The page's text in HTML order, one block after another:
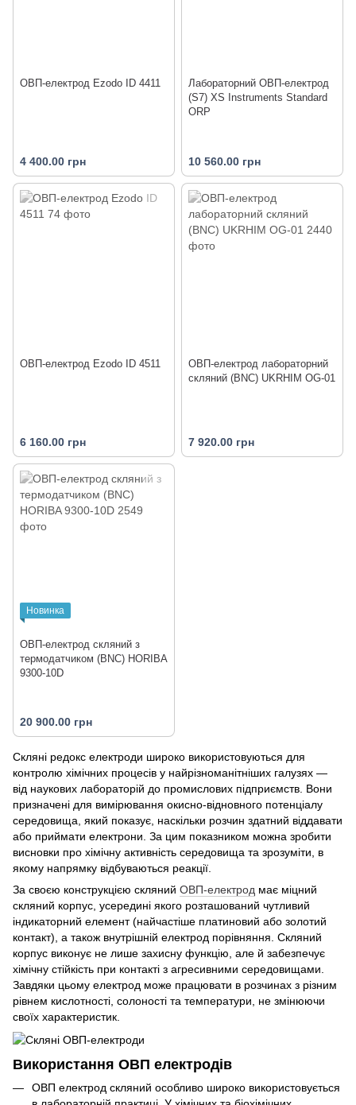
ОВП-електрод Ezodo ID 4411
4 400.00 грн
Лабораторний ОВП-електрод
(S7) XS Instruments Standard
ORP
10 560.00 грн
ОВП-електрод Ezodo ID 4511
6 160.00 грн
ОВП-електрод лабораторний
скляний (BNC) UKRHIM OG-01
7 920.00 грн
Новинка
ОВП-електрод скляний з
термодатчиком (BNC) HORIBA
9300-10D
20 900.00 грн
Скляні редокс електроди широко використовуються для
контролю хімічних процесів у найрізноманітніших галузях —
від наукових лабораторій до промислових підприємств. Вони
призначені для вимірювання окисно-відновного потенціалу
середовища, який показує, наскільки розчин здатний віддавати
або приймати електрони. За цим показником можна зробити
висновки про хімічну активність середовища та зрозуміти, в
якому напрямку відбуваються реакції.
За своєю конструкцією скляний ОВП-електрод має міцний
скляний корпус, усередині якого розташований чутливий
індикаторний елемент (найчастіше платиновий або золотий
контакт), а також внутрішній електрод порівняння. Скляний
корпус виконує не лише захисну функцію, але й забезпечує
хімічну стійкість при контакті з агресивними середовищами.
Завдяки цьому електрод може працювати в розчинах з різним
рівнем кислотності, солоності та температури, не змінюючи
своїх характеристик.
Використання ОВП електродів
ОВП електрод скляний особливо широко використовується